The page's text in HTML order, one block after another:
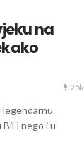
na
2.5k
legendarnu
nego i u